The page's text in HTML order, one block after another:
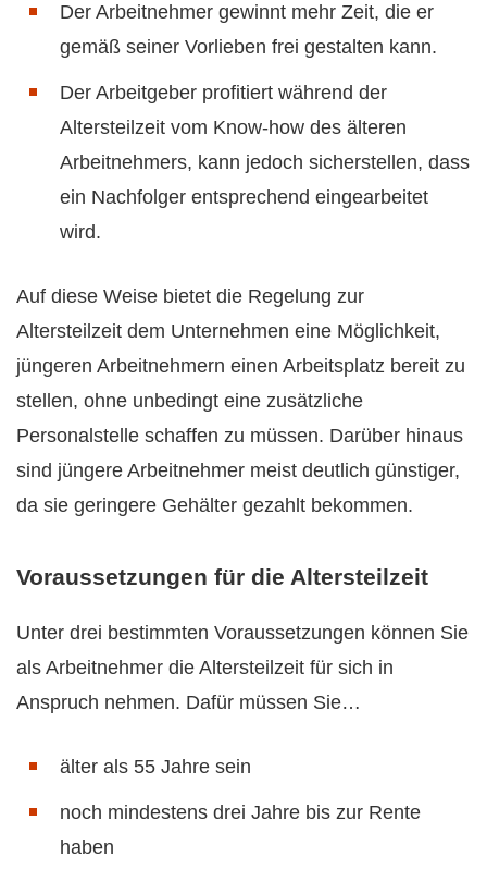
Der Arbeitnehmer gewinnt mehr Zeit, die er
gemäß seiner Vorlieben frei gestalten kann.
Der Arbeitgeber profitiert während der
Altersteilzeit vom Know-how des älteren
Arbeitnehmers, kann jedoch sicherstellen, dass
ein Nachfolger entsprechend eingearbeitet
wird.
Auf diese Weise bietet die Regelung zur
Altersteilzeit dem Unternehmen eine Möglichkeit,
jüngeren Arbeitnehmern einen Arbeitsplatz bereit zu
stellen, ohne unbedingt eine zusätzliche
Personalstelle schaffen zu müssen. Darüber hinaus
sind jüngere Arbeitnehmer meist deutlich günstiger,
da sie geringere Gehälter gezahlt bekommen.
Voraussetzungen für die Altersteilzeit
Unter drei bestimmten Voraussetzungen können Sie
als Arbeitnehmer die Altersteilzeit für sich in
Anspruch nehmen. Dafür müssen Sie…
älter als 55 Jahre sein
noch mindestens drei Jahre bis zur Rente
haben